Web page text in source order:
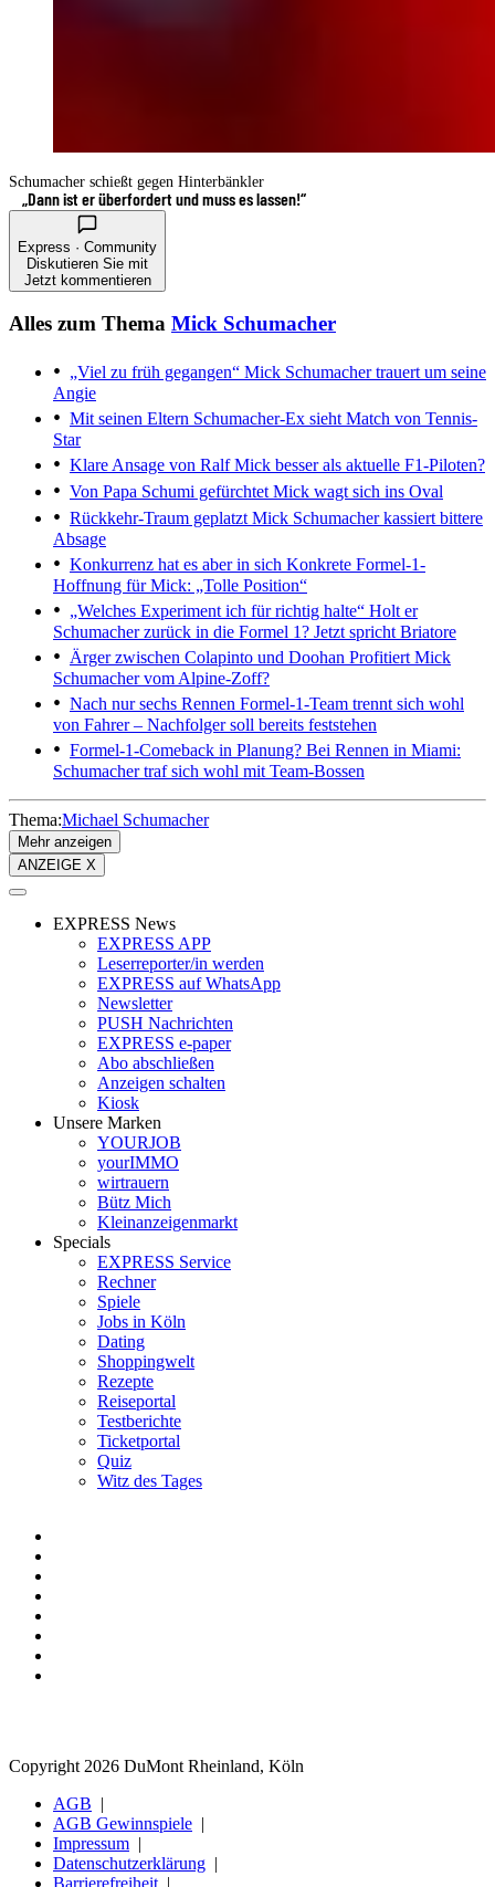
Schumacher schießt gegen Hinterbänkler
„Dann ist er überfordert und muss es lassen!“
Express · Community
Diskutieren Sie mit
Jetzt kommentieren
Alles zum Thema Mick Schumacher
„Viel zu früh gegangen“ Mick Schumacher trauert um seine
Angie
Mit seinen Eltern Schumacher-Ex sieht Match von Tennis-
Star
Klare Ansage von RalfMick besser als aktuelle F1-Piloten?
Von Papa Schumi gefürchtet Mick wagt sich ins Oval
Rückkehr-Traum geplatzt Mick Schumacher kassiert bittere
Absage
Konkurrenz hat es aber in sich Konkrete Formel-1-
Hoffnung für Mick: „Tolle Position“
„Welches Experiment ich für richtig halte“ Holt er
Schumacher zurück in die Formel 1? Jetzt spricht Briatore
Ärger zwischen Colapinto und Doohan Profitiert Mick
Schumacher vom Alpine-Zoff?
Nach nur sechs Rennen Formel-1-Team trennt sich wohl
von Fahrer – Nachfolger soll bereits feststehen
Formel-1-Comeback in Planung? Bei Rennen in Miami:
Schumacher traf sich wohl mit Team-Bossen
Thema:Michael Schumacher
Mehr anzeigen
ANZEIGE X
EXPRESS News
EXPRESS APP
Leserreporter/in werden
EXPRESS auf WhatsApp
Newsletter
PUSH Nachrichten
EXPRESS e-paper
Abo abschließen
Anzeigen schalten
Kiosk
Unsere Marken
YOURJOB
yourIMMO
wirtrauern
Bütz Mich
Kleinanzeigenmarkt
Specials
EXPRESS Service
Rechner
Spiele
Jobs in Köln
Dating
Shoppingwelt
Rezepte
Reiseportal
Testberichte
Ticketportal
Quiz
Witz des Tages
Copyright 2026 DuMont Rheinland, Köln
AGB
AGB Gewinnspiele
Impressum
Datenschutzerklärung